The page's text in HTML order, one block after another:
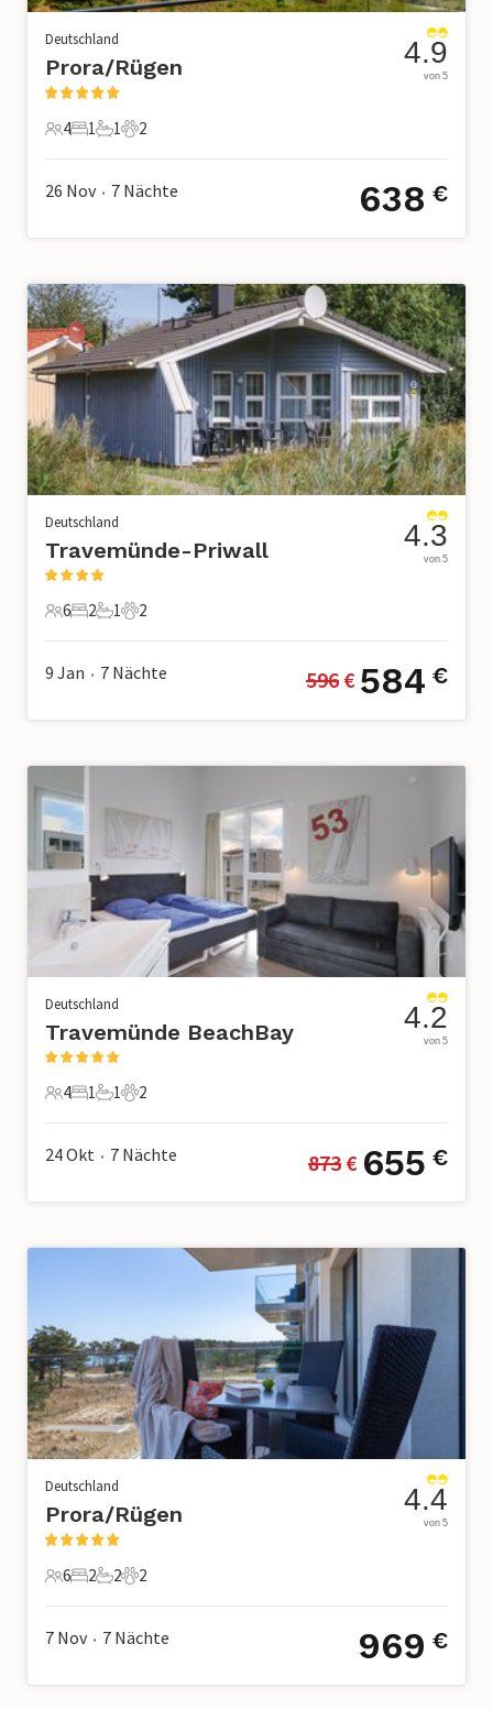
Deutschland
Prora/Rügen
4 Gäste
4
1 Schlafzimmer
1
1 Badezimmer
1
2 Haustiere
2
4.9
von 5
26 Nov • 7 Nächte 638 €
Deutschland
Travemünde-Priwall
6 Gäste
6
2 Schlafzimmer
2
1 Badezimmer
1
2 Haustiere
2
4.3
von 5
9 Jan • 7 Nächte 596 € 584 €
Deutschland
Travemünde BeachBay
4 Gäste
4
1 Schlafzimmer
1
1 Badezimmer
1
2 Haustiere
2
4.2
von 5
24 Okt • 7 Nächte 873 € 655 €
Deutschland
Prora/Rügen
6 Gäste
6
2 Schlafzimmer
2
2 Badezimmer
2
2 Haustiere
2
4.4
von 5
7 Nov • 7 Nächte 969 €